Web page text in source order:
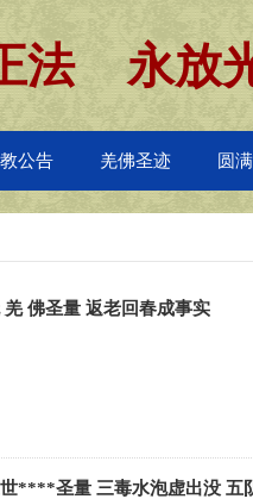
公告 羌佛圣迹 圆
法 永放
羌 佛圣量 返老回春成事实
****圣量 三毒水泡虚出没 五